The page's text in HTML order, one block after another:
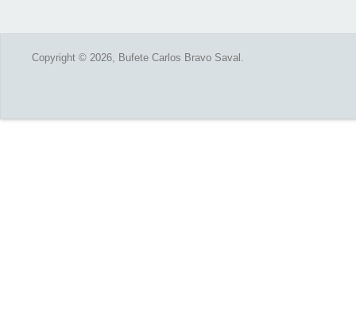
Copyright © 2026, Bufete Carlos Bravo Saval.